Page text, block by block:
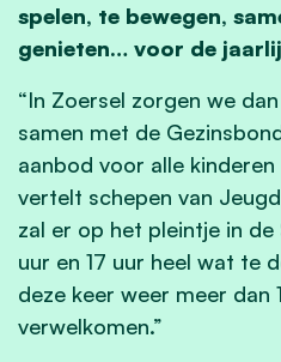
spelen, te bewegen,
genieten… voor de
“In Zoersel zorgen we
samen met de
aanbod voor alle kinderen
vertelt schepen van
zal er op het pleintje in de
uur en 17 uur heel wat te
deze keer weer meer
verwelkomen.”